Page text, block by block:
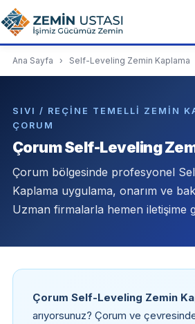
Ana Sayfa › Self-Leveling Zemin Kaplama
SIVI / REÇINE TEMELLI ZEMIN
ÇORUM
Çorum Self-Leveling
Çorum bölgesinde profesyonel
Kaplama uygulama, onarım ve
Uzman firmalarla hemen iletişime
Çorum Self-Leveling Zemin
arıyorsunuz? Çorum ve